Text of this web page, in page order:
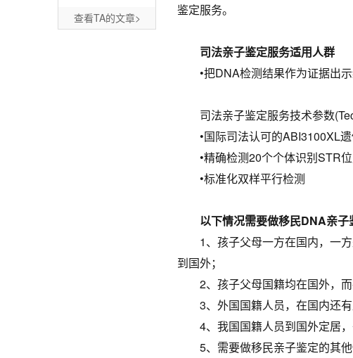
查看TA的文章>
鉴定服务。
司法亲子鉴定服务适用人群
•把DNA检测结果作为证据出示
司法亲子鉴定服务技术参数
•国际司法认可的ABI3100XL遗
•精确检测20个个体识别STR
•标准化双样平行检测
以下情况需要做移民DNA亲子
1、孩子父母一方在国内，一方
到国外；
2、孩子父母国籍均在国外，而
3、外国国籍人员，在国内还有
4、我国国籍人员到国外定居，
5、需要做移民亲子鉴定的其他